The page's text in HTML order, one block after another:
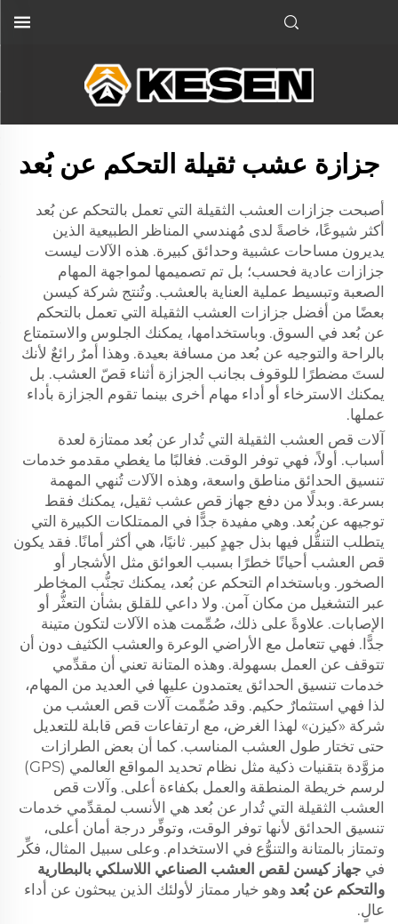
جزازة عشب ثقيلة التحكم عن بُعد
أصبحت جزازات العشب الثقيلة التي تعمل بالتحكم عن بُعد
أكثر شيوعًا، خاصةً لدى مُهندسي المناظر الطبيعية الذين
يديرون مساحات عشبية وحدائق كبيرة. هذه الآلات ليست
جزازات عادية فحسب؛ بل تم تصميمها لمواجهة المهام
الصعبة وتبسيط عملية العناية بالعشب. وتُنتج شركة كيسن
بعضًا من أفضل جزازات العشب الثقيلة التي تعمل بالتحكم
عن بُعد في السوق. وباستخدامها، يمكنك الجلوس والاستمتاع
بالراحة والتوجيه عن بُعد من مسافة بعيدة. وهذا أمرٌ رائعٌ لأنك
لستَ مضطرًا للوقوف بجانب الجزازة أثناء قصّ العشب. بل
يمكنك الاسترخاء أو أداء مهام أخرى بينما تقوم الجزازة بأداء
عملها.
آلات قص العشب الثقيلة التي تُدار عن بُعد ممتازة لعدة
أسباب. أولاً، فهي توفر الوقت. فغالبًا ما يغطي مقدمو خدمات
تنسيق الحدائق مناطق واسعة، وهذه الآلات تُنهي المهمة
بسرعة. وبدلًا من دفع جهاز قص عشب ثقيل، يمكنك فقط
توجيهه عن بُعد. وهي مفيدة جدًّا في الممتلكات الكبيرة التي
يتطلب التنقُّل فيها بذل جهدٍ كبير. ثانيًا، هي أكثر أمانًا. فقد يكون
قص العشب أحيانًا خطرًا بسبب العوائق مثل الأشجار أو
الصخور. وباستخدام التحكم عن بُعد، يمكنك تجنُّب المخاطر
عبر التشغيل من مكان آمن. ولا داعي للقلق بشأن التعثُّر أو
الإصابات. علاوةً على ذلك، صُمِّمت هذه الآلات لتكون متينة
جدًّا. فهي تتعامل مع الأراضي الوعرة والعشب الكثيف دون أن
تتوقف عن العمل بسهولة. وهذه المتانة تعني أن مقدِّمي
خدمات تنسيق الحدائق يعتمدون عليها في العديد من المهام،
لذا فهي استثمارٌ حكيم. وقد صُمِّمت آلات قص العشب من
شركة «كيزن» لهذا الغرض، مع ارتفاعات قص قابلة للتعديل
حتى تختار طول العشب المناسب. كما أن بعض الطرازات
مزوَّدة بتقنيات ذكية مثل نظام تحديد المواقع العالمي (GPS)
لرسم خريطة المنطقة والعمل بكفاءة أعلى. وآلات قص
العشب الثقيلة التي تُدار عن بُعد هي الأنسب لمقدِّمي خدمات
تنسيق الحدائق لأنها توفر الوقت، وتوفِّر درجة أمان أعلى،
وتمتاز بالمتانة والتنوُّع في الاستخدام. وعلى سبيل المثال، فكِّر
في جهاز كيسن لقص العشب الصناعي اللاسلكي بالبطارية
والتحكم عن بُعد وهو خيار ممتاز لأولئك الذين يبحثون عن أداء
عالٍ.